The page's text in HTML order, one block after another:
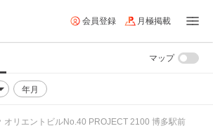
会員登録 月極掲載
年月
マップ
オリエントビルNo.40 PROJECT 2100 博多駅前